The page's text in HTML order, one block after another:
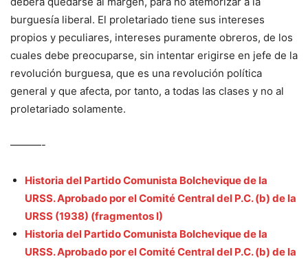
burguesía liberal. El proletariado tiene sus intereses
propios y peculiares, intereses puramente obreros, de los
cuales debe preocuparse, sin intentar erigirse en jefe de la
revolución burguesa, que es una revolución política
general y que afecta, por tanto, a todas las clases y no al
proletariado solamente.
———-
Historia del Partido Comunista Bolchevique de la
URSS. Aprobado por el Comité Central del P.C. (b) de la
URSS (1938) (fragmentos I)
Historia del Partido Comunista Bolchevique de la
URSS. Aprobado por el Comité Central del P.C. (b) de la